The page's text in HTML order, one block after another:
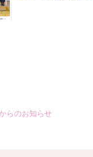
らのお知らせ